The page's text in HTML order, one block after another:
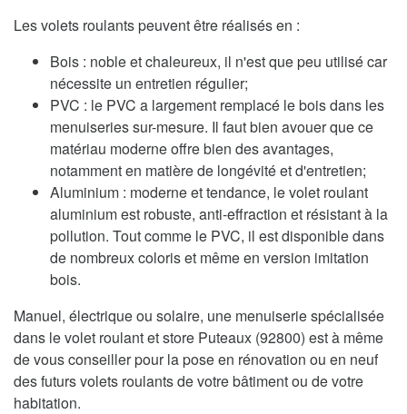
Les volets roulants peuvent être réalisés en :
Bois : noble et chaleureux, il n'est que peu utilisé car
nécessite un entretien régulier;
PVC : le PVC a largement remplacé le bois dans les
menuiseries sur-mesure. Il faut bien avouer que ce
matériau moderne offre bien des avantages,
notamment en matière de longévité et d'entretien;
Aluminium : moderne et tendance, le volet roulant
aluminium est robuste, anti-effraction et résistant à la
pollution. Tout comme le PVC, il est disponible dans
de nombreux coloris et même en version imitation
bois.
Manuel, électrique ou solaire, une menuiserie spécialisée
dans le volet roulant et store Puteaux (92800) est à même
de vous conseiller pour la pose en rénovation ou en neuf
des futurs volets roulants de votre bâtiment ou de votre
habitation.